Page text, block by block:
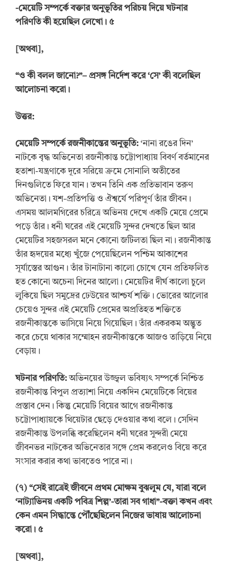
-মেয়েটি সম্পর্কে বক্তার অনুভূতির পরিচয় দিয়ে ঘটনার
পরিণতি কী হয়েছিল লেখো। ৫
[অথবা ,
“ও কী বলল জানো?”– প্রসঙ্গ নির্দেশ করে ‘সে’ কী বলেছিল
আলোচনা করো।
উত্তর:
মেয়েটি সম্পর্কে রজনীকান্তের অনুভূতি: ‘নানা রঙের দিন’
নাটকে বৃদ্ধ অভিনেতা রজনীকান্ত চট্টোপাধ্যায় বিবর্ণ বর্তমানের
হতাশা-যন্ত্রণাকে দূরে সরিয়ে ক্রমে সোনালি অতীতের
দিনগুলিতে ফিরে যান। তখন তিনি এক প্রতিভাবান তরুণ
অভিনেতা। যশ-প্রতিপত্তি ও ঐশ্বর্যে পরিপূর্ণ তাঁর জীবন।
এসময় আলমগিরের চরিত্রে অভিনয় দেখে একটি মেয়ে প্রেমে
পড়ে তাঁর। ধনী ঘরের এই মেয়েটি সুন্দর দেখতে ছিল আর
মেয়েটির সহজসরল মনে কোনো জটিলতা ছিল না। রজনীকান্ত
তাঁর হৃদয়ের মধ্যে খুঁজে পেয়েছিলেন পশ্চিম আকাশের
সূর্যাস্তের আগুন। তাঁর টানাটানা কালো চোখে যেন প্রতিফলিত
হত কোনো অচেনা দিনের আলো। মেয়েটির দীর্ঘ কালো চুলে
লুকিয়ে ছিল সমুদ্রের ঢেউয়ের আশ্চর্য শক্তি। ভোরের আলোর
চেয়েও সুন্দর এই মেয়েটি প্রেমের অপ্রতিহত শক্তিতে
রজনীকান্তকে ভাসিয়ে নিয়ে গিয়েছিল। তাঁর একরকম অদ্ভুত
করে চেয়ে থাকার সম্মোহন রজনীকান্তকে আজও তাড়িয়ে নিয়ে
বেড়ায়।
ঘটনার পরিণতি:অভিনয়ের উজ্জ্বল ভবিষ্যৎ সম্পর্কে নিশ্চিত
রজনীকান্ত বিপুল প্রত্যাশা নিয়ে একদিন মেয়েটিকে বিয়ের
প্রস্তাব দেন। কিন্তু মেয়েটি বিয়ের আগে রজনীকান্ত
চট্টোপাধ্যায়কে থিয়েটার ছেড়ে দেওয়ার কথা বলে। সেদিন
রজনীকান্ত উপলব্ধি করেছিলেন ধনী ঘরের সুন্দরী মেয়ে
জীবনভর নাটকের অভিনেতার সঙ্গে প্রেম করলেও বিয়ে করে
সংসার করার কথা ভাবতেও পারে না।
(৭) “সেই রাত্রেই জীবনে প্রথম মোক্ষম বুঝলুম যে, যারা বলে
‘নাট্যাভিনয় একটি পবিত্র শিল্প’-তারা সব গাধা”-বক্তা কখন এবং
কেন এমন সিদ্ধান্তে পৌঁছেছিলেন নিজের ভাষায় আলোচনা
করো। ৫
[অথবা ,